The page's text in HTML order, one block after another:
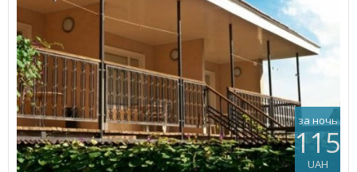
за ночь
115
UAH